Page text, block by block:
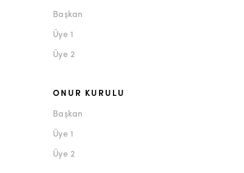
Başkan
Üye 1
Üye 2
ONUR KURULU
Başkan
Üye 1
Üye 2